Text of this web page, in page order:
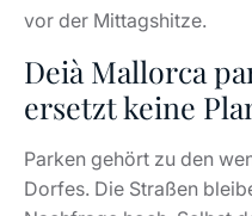
zu reservieren, da das
Für einen Besuch in Deià
Offizielle
oder Randstreifen